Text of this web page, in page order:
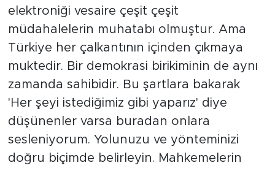
elektroniği vesaire çeşit çeşit
müdahalelerin muhatabı olmuştur. Ama
Türkiye her çalkantının içinden çıkmaya
muktedir. Bir demokrasi birikiminin de aynı
zamanda sahibidir. Bu şartlara bakarak
'Her şeyi istediğimiz gibi yaparız' diye
düşünenler varsa buradan onlara
sesleniyorum. Yolunuzu ve yönteminizi
doğru biçimde belirleyin. Mahkemelerin